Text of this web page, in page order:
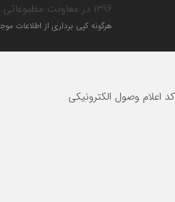
۱۳۹۶ در معاونت مطبوعاتی وزارت فرهنگ و ارشاد اسلامی ثبت شده است.
هرگونه کپی برداری از اطلاعات
کد اعلام وصول الکترونیکی